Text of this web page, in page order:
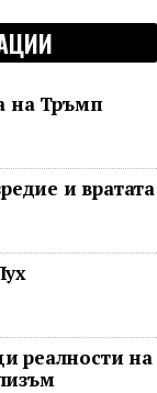
на Тръмп
и вратата
реалности на